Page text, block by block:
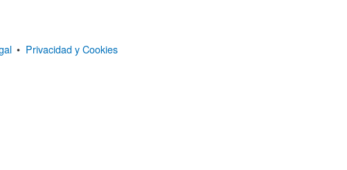
• Privacidad y Cookies